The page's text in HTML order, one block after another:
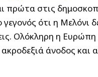
πρώτα στις
ότι η Μελόνι
Ολόκληρη η
άνοδος και